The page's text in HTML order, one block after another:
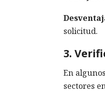
solicitud.
3.
En
sectores